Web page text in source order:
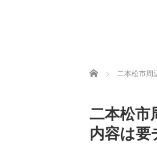
ホーム 二本松市周
二本松市
内容は要